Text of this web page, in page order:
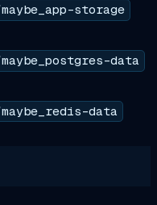
storage
data
data